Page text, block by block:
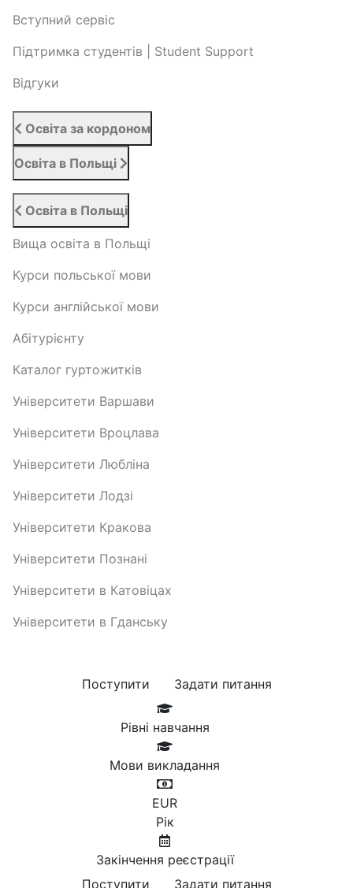
Вступний сервіс
Підтримка студентів | Student Support
Відгуки
Освіта за кордоном
Освіта в Польщі
Освіта в Польщі
Вища освіта в Польщі
Курси польської мови
Курси англійської мови
Абітурієнту
Каталог гуртожитків
Університети Варшави
Університети Вроцлава
Університети Любліна
Університети Лодзі
Університети Кракова
Університети Познані
Університети в Катовіцах
Університети в Гданську
Поступити Задати питання
Рівні навчання
Мови викладання
EUR
Рік
Закінчення реєстрації
Поступити
Задати питання